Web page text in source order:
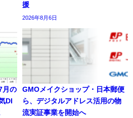
援
2026年8月6日
月の
DI
GMOメイクショップ・日本郵便
ら、デジタルアドレス活用の物
流実証事業を開始へ